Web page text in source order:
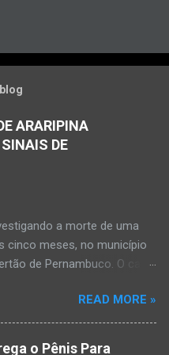
ARARIPINA
DE
a morte de uma
cinco meses, no município
de Pernambuco. O caso
A PM diz que, na segunda-
para verificar uma
de estupro de vulnerável,
READ MORE »
o Pênis Para